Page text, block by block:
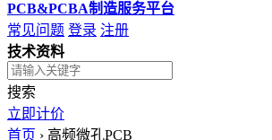
PCB&PCBA制造服务平台
常见问题 登录 注册
技术资料
搜索
立即计价
首页 › 高频微孔PCB